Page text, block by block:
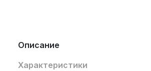
Описание
Характеристики